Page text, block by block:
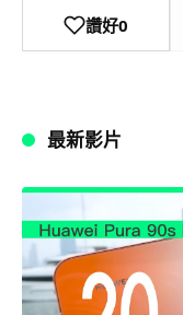
讚好0
最新影片